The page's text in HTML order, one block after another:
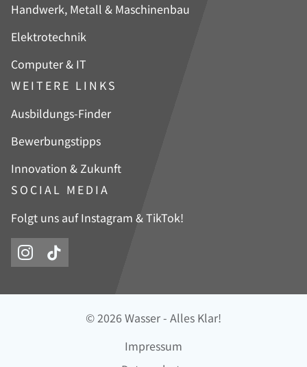
Handwerk, Metall & Maschinenbau
Elektrotechnik
Computer & IT
WEITERE LINKS
Navigation
Ausbildungs-Finder
Bewerbungstipps
Innovation & Zukunft
SOCIAL MEDIA
Folgt uns auf Instagram & TikTok!
© 2026 Wasser - Alles Klar!
Navigation
überspringen
Impressum